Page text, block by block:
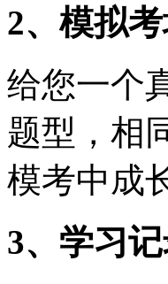
2、模拟
给您一个
题型，相
模考中成
3、学习